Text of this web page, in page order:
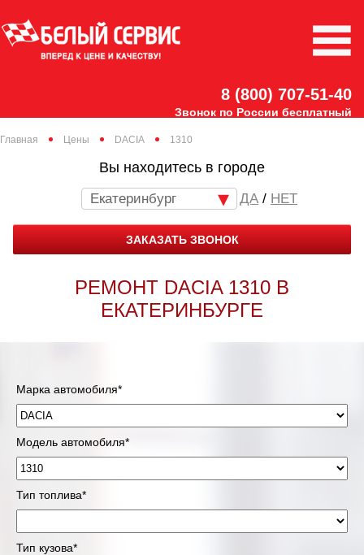
8 (800) 707-51-40
Звонок по России бесплатный
Главная Цены DACIA 1310
Вы находитесь в городе
Екатеринбург / НЕТ
ЗАКАЗАТЬ ЗВОНОК
РЕМОНТ DACIA 1310 В
ЕКАТЕРИНБУРГЕ
Марка автомобиля*
Модель автомобиля*
Тип топлива*
Тип кузова*